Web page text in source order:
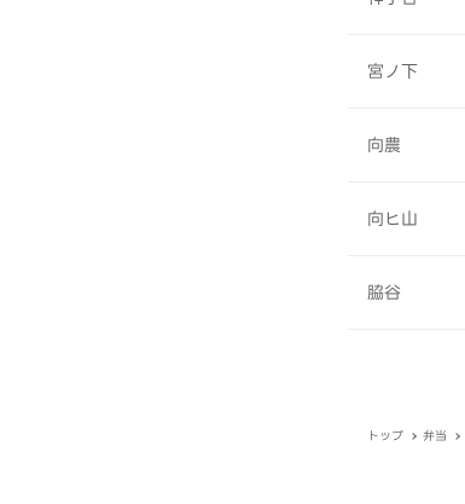
宮ノ下
向農
向ヒ山
脇谷
トップ 弁当